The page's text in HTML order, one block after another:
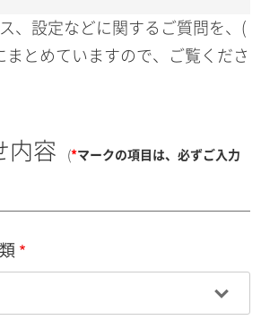
、設定などに関するご質問を、(
まとめていますので、ご覧くださ
内容 (*マークの項目は、必ずご入力